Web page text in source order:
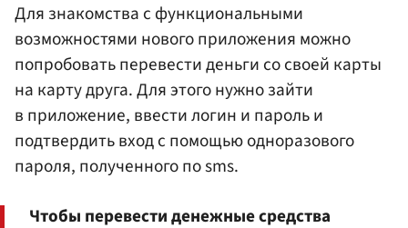
Для знакомства с функциональными
возможностями нового приложения можно
попробовать перевести деньги со своей карты
на карту друга. Для этого нужно зайти
в приложение, ввести логин и пароль и
подтвердить вход с помощью одноразового
пароля, полученного по sms.
Чтобы перевести денежные средства